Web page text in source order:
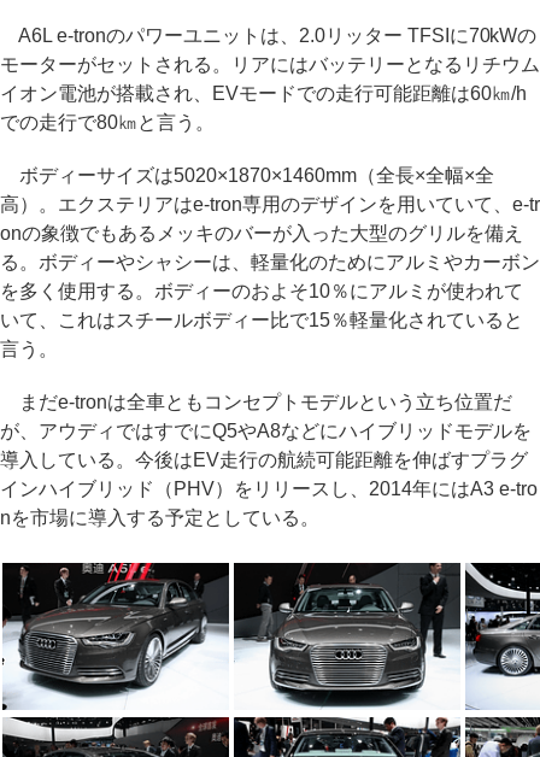
A6L e-tronのパワーユニットは、2.0リッター TFSIに70kWの
モーターがセットされる。リアにはバッテリーとなるリチウム
イオン電池が搭載され、EVモードでの走行可能距離は60㎞/h
での走行で80㎞と言う。
ボディーサイズは5020×1870×1460mm（全長×全幅×全
高）。エクステリアはe-tron専用のデザインを用いていて、e-tr
onの象徴でもあるメッキのバーが入った大型のグリルを備え
る。ボディーやシャシーは、軽量化のためにアルミやカーボン
を多く使用する。ボディーのおよそ10％にアルミが使われて
いて、これはスチールボディー比で15％軽量化されていると
言う。
まだe-tronは全車ともコンセプトモデルという立ち位置だ
が、アウディではすでにQ5やA8などにハイブリッドモデルを
導入している。今後はEV走行の航続可能距離を伸ばすプラグ
インハイブリッド（PHV）をリリースし、2014年にはA3 e-tro
nを市場に導入する予定としている。